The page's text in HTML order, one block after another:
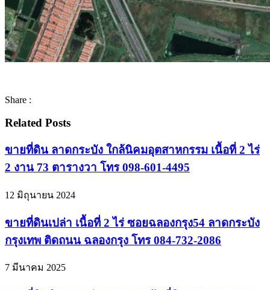
Share :
Related Posts
ขายที่ดิน ลาดกระบัง ใกล้นิคมอุตสาหกรรม เนื้อที่ 2 ไร่
2 งาน 73 ตารางวา โทร 098-601-4495
12 มิถุนายน 2024
ขายที่ดินเปล่า เนื้อที่ 2 ไร่ ซอยฉลองกรุง54 ลาดกระบัง
กรุงเทพ ติดถนน ฉลองกรุง โทร 084-732-2086
7 มีนาคม 2025